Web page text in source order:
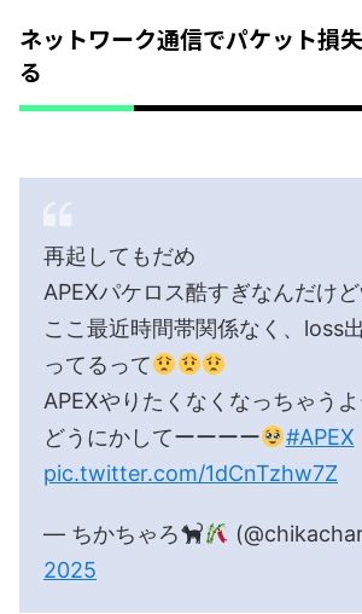
ネットワーク通信でパケット損
る
再起してもだめ
APEXパケロス酷すぎなんだけ
ここ最近時間帯関係なく、loss
ってるって
APEXやりたくなくなっちゃう
どうにかしてーーーー
#APEX
pic.twitter.com/1dCnTzhw7Z
— ちかちゃろ
2025